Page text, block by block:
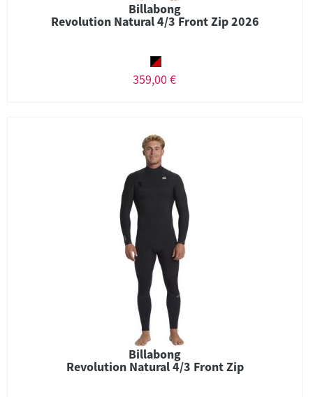
Billabong
Revolution Natural 4/3 Front Zip 2026
359,00 €
Billabong
Revolution Natural 4/3 Front Zip